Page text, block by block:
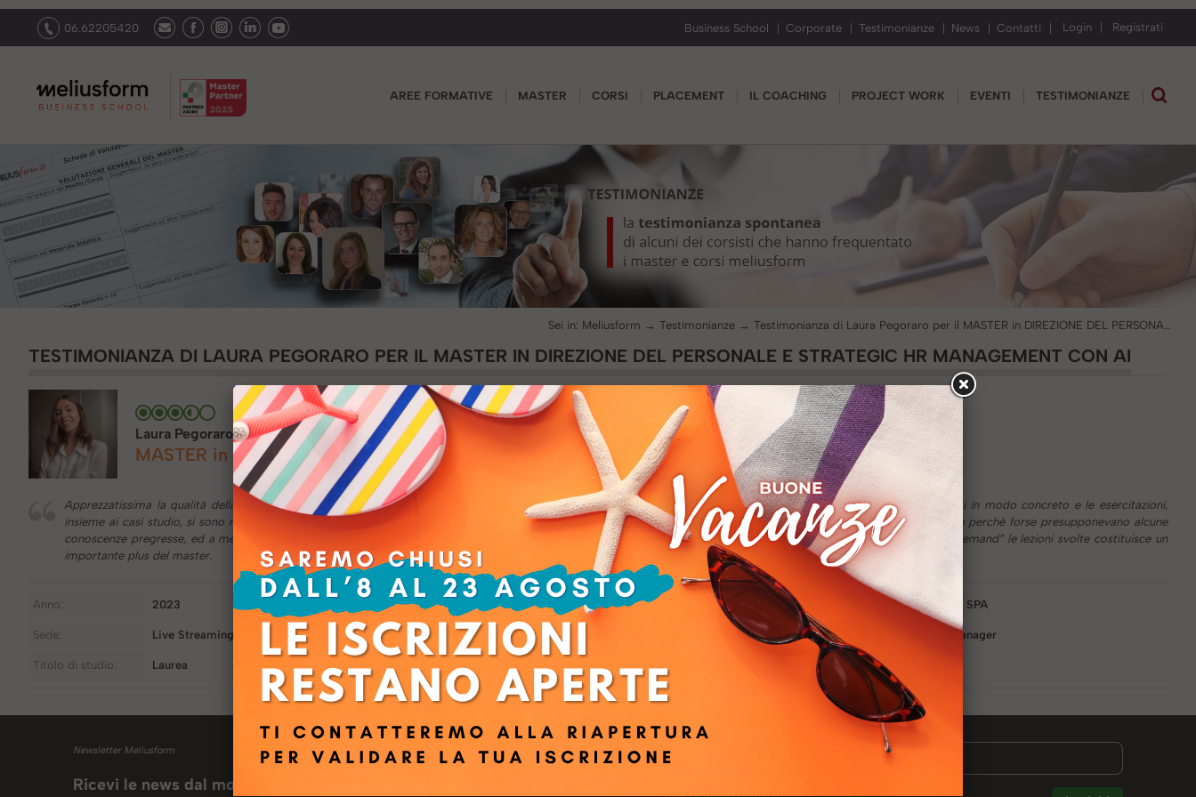
06.62205420 Business School Corporate Testimonianze News Contatti Login Registrati
AREE FORMATIVE MASTER CORSI PLACEMENT IL COACHING PROJECT WORK EVENTI TESTIMONIANZE
Sei in: Meliusform → Testimonianze →
TESTIMONIANZA DI LAURA PEGORARO PER IL MASTER IN DIREZIONE DEL PERSONALE E STRATEGIC HR MANAGEMENT CON AI
Laura Pegoraro
MASTER in DIREZIONE DEL PERSONALE e Strategic HR Management con AI
Apprezzatissima la qualità della docenza, caratterizzata da chiarezza espositiva e costante disponibilità, sia durante che dopo le lezioni. I concetti sono stati esposti in modo concreto e le esercitazioni,
insieme ai casi studio, si sono rivelati estremamente utili proprio grazie alla loro forte connotazione pratica. Solo in alcune lezioni mi sono trovata un pochino indietro perché forse presupponevano alcune
conoscenze pregresse, ed a me sono risultate un po' troppo avanzate in quanto non avevo mai affrontato certi argomenti. Per fortuna la possibilità di rivedere “on demand” le lezioni svolte costituisce un
importante plus del master.
Anno: 2023
Sede: Live Streaming
Titolo di studio: Laurea
Azienda: Randstad Italia SPA
Ruolo: HR Account Manager
Profilo LinkedIN:
Newsletter Meliusform
Ricevi le news dal mondo Meliusform